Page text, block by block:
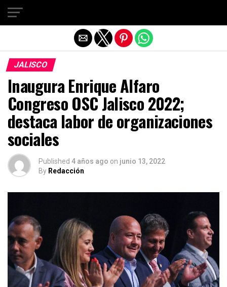
JALISCO
Inaugura Enrique Alfaro
Congreso OSC Jalisco 2022;
destaca labor de organizaciones
sociales
Published 4 años ago on junio 13, 2022
By Redacción